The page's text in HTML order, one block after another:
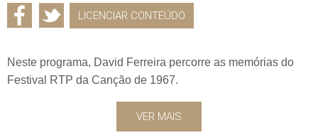
LICENCIAR CONTEÚDO
Neste programa, David Ferreira percorre as memórias do
Festival RTP da Canção de 1967.
VER MAIS